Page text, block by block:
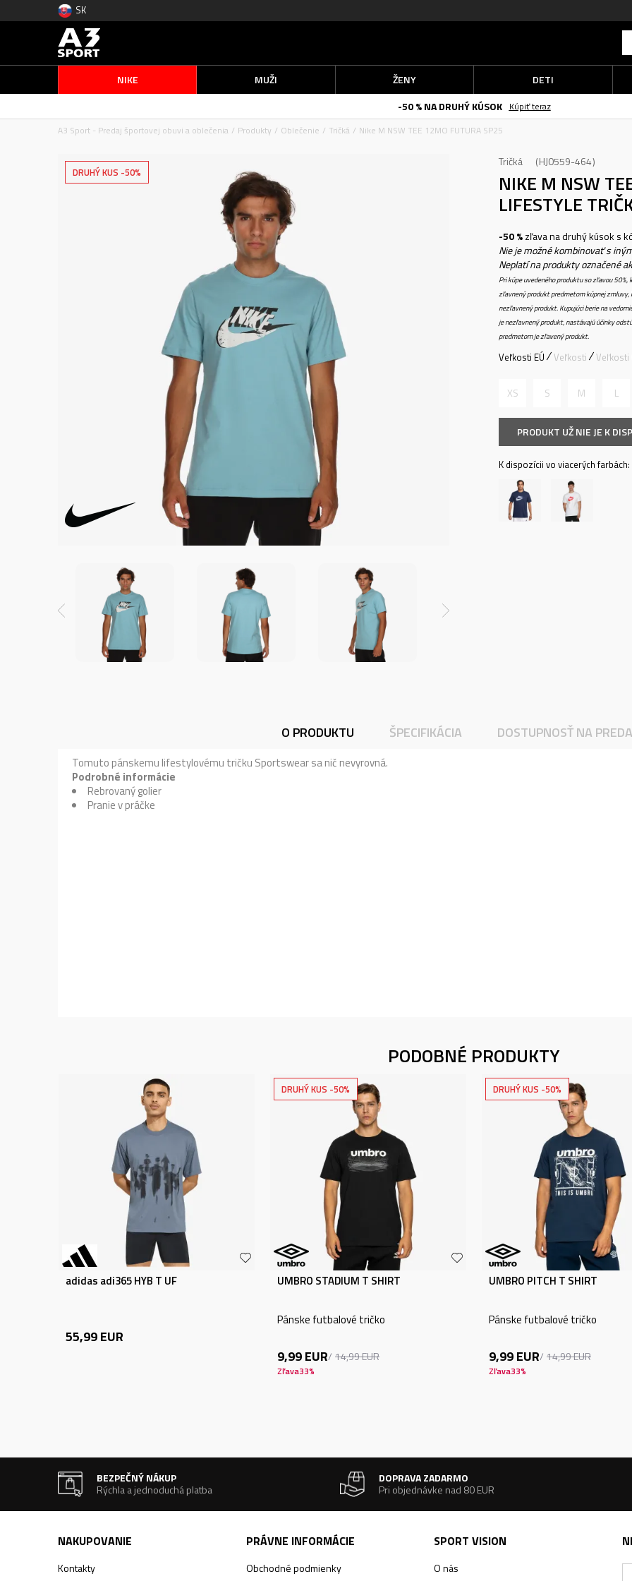
SK
NIKE MUŽI ŽENY DETI
-50 % NA DRUHÝ KÚSOK
Kúpiť teraz
A3 Sport - Predaj športovej obuvi a oblečenia
Produkty Oblečenie Tričká Nike M NSW TEE 12MO FUTURA SP25
DRUHÝ KUS -50%
Tričká HJ0559-464
NIKE M NSW
LIFESTYLE
-50 %zľava na druhý kúsok s
Nie je možné kombinovať s
Neplatí na produkty označené
Pri kúpe uvedeného produktu so zľavou
zľavnený produkt predmetom kúpnej
nezľavnený produkt. Kupujúci berie na
je nezľavnený produkt, nastávajú účinky
predmetom je zľavený produkt.
Veľkosti EÚ Veľkosti Veľkosti
XS S M L
PRODUKT UŽ NIE JE K
K dispozícii vo viacerých farbách:
O PRODUKTU ŠPECIFIKÁCIA DOSTUPNOSŤ NA
Tomuto pánskemu lifestylovému tričku Sportswear sa nič nevyrovná.
Podrobné informácie
Rebrovaný golier
Pranie v práčke
PODOBNÉ PRODUKTY
adidas adi365 HYB T UF
55,99EUR
DRUHÝ KUS -50%
UMBRO STADIUM T SHIRT
Pánske futbalové tričko
9,99EUR 14,99EUR
Zľava33%
DRUHÝ KUS -50%
UMBRO PITCH T SHIRT
Pánske futbalové tričko
9,99EUR 14,99EUR
Zľava33%
BEZPEČNÝ NÁKUP
Rýchla a jednoduchá platba
DOPRAVA ZADARMO
Pri objednávke nad 80 EUR
NAKUPOVANIE
Kontakty
PRÁVNE INFORMÁCIE
Obchodné podmienky
SPORT VISION
O nás